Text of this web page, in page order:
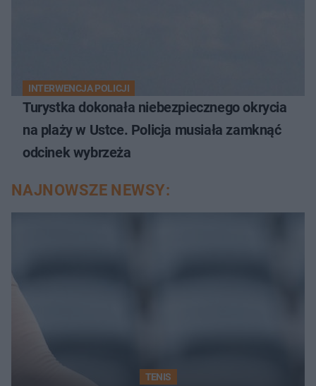
INTERWENCJA POLICJI
Turystka dokonała niebezpiecznego okrycia
na plaży w Ustce. Policja musiała zamknąć
odcinek wybrzeża
NAJNOWSZE NEWSY:
TENIS